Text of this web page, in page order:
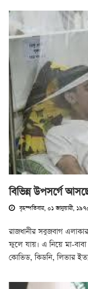
বিভিন্ন উপসর্গে
বৃহস্পতিবার, ০১ জানুয়ারী,
রাজধানীর সবুজবাগ
ফুলে যায়। এ নিয়ে মা-
কোভিড, কিডনি, লিভার